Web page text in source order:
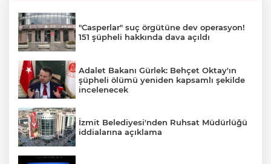
"Casperlar" suç örgütüne dev operasyon!
151 şüpheli hakkında dava açıldı
Adalet Bakanı Gürlek: Behçet Oktay'ın
şüpheli ölümü yeniden kapsamlı şekilde
incelenecek
İzmit Belediyesi'nden Ruhsat Müdürlüğü
iddialarına açıklama